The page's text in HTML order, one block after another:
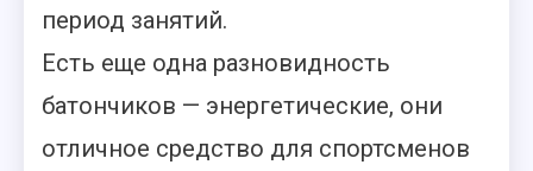
период занятий.
Есть еще одна разновидность
батончиков — энергетические, они
отличное средство для спортсменов